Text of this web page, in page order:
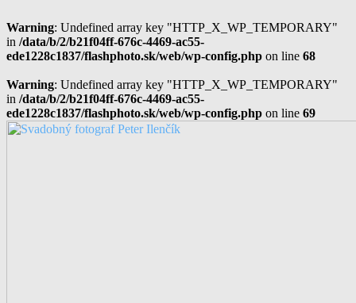
Warning: Undefined array key "HTTP_X_WP_TEMPORARY"
in /data/b/2/b21f04ff-676c-4469-ac55-
ede1228c1837/flashphoto.sk/web/wp-config.php on line 68
Warning: Undefined array key "HTTP_X_WP_TEMPORARY"
in /data/b/2/b21f04ff-676c-4469-ac55-
ede1228c1837/flashphoto.sk/web/wp-config.php on line 69